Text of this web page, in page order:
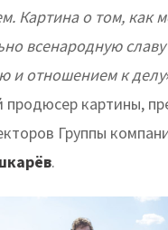
Картина о том, как
всенародную
и отношением к делу
продюсер картины,
Группы
.